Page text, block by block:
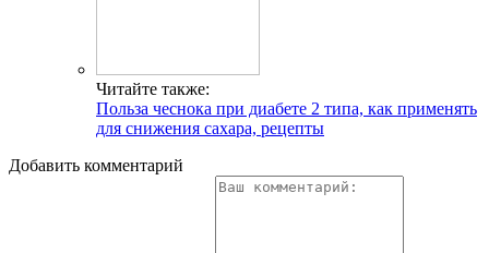
Читайте также:
Польза чеснока при диабете 2 типа, как применять
для снижения сахара, рецепты
Добавить комментарий